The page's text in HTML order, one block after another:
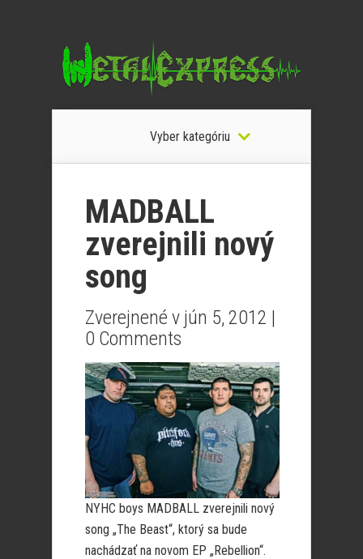
Vyber kategóriu
MADBALL
zverejnili nový
song
Zverejnené v jún 5, 2012 |
0 Comments
NYHC boys MADBALL zverejnili nový
song „The Beast“, ktorý sa bude
nachádzať na novom EP „Rebellion“.